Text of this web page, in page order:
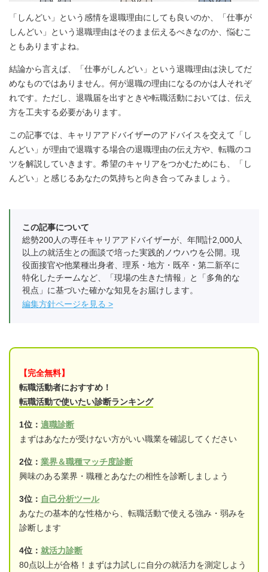
「しんどい」という感情を退職理由にしても良いのか、「仕事が
しんどい」という退職理由はそのまま伝えるべきなのか、悩むこ
ともありますよね。
結論から言えば、「仕事がしんどい」という退職理由は決してだ
めなものではありません。何が退職の理由になるのかは人それぞ
れです。ただし、退職届を出すときや転職活動においては、伝え
方を工夫する必要があります。
この記事では、キャリアアドバイザーのアドバイスを交えて「し
んどい」が理由で退職する場合の退職理由の伝え方や、転職のコ
ツを解説していきます。希望のキャリアをつかむためにも、「し
んどい」と感じるあなたの気持ちと向き合ってみましょう。
この記事について
総勢200人の専任キャリアアドバイザーが、年間計2,000人
以上の就活生との面談で培った実践的ノウハウを公開。現
役面接官や他業種出身者、理系・地方・既卒・第二新卒に
特化したチームなど、「現場の生きた情報」と「多角的な
視点」に基づいた確かな知見をお届けします。
編集方針ページを見る
【完全無料】
転職活動者におすすめ！
転職活動で使いたい診断ランキング
1位： 適職診断
まずはあなたが受けない方がいい職業を確認してください
2位： 業界＆職種マッチ度診断
興味のある業界・職種とあなたの相性を診断しましょう
3位： 自己分析ツール
あなたの基本的な性格から、転職活動で使える強み・弱みを
診断します
4位： 就活力診断
80点以上が合格！まずは力試しに自分の就活力を測定しよう